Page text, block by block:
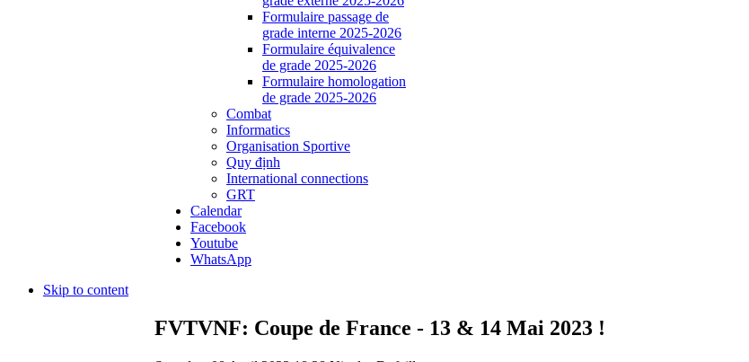
Formulaire passage de
grade interne 2025-2026
Formulaire équivalence
de grade 2025-2026
Formulaire homologation
de grade 2025-2026
Combat
Informatics
Organisation Sportive
Quy định
International connections
GRT
Calendar
Facebook
Youtube
WhatsApp
Skip to content
FVTVNF: Coupe de France - 13 & 14 Mai 2023 !